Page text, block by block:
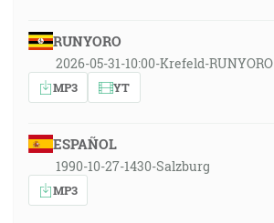
RUNYORO
2026-05-31-10:00-Krefeld-RUNYORO
MP3 YT
ESPAÑOL
1990-10-27-1430-Salzburg
MP3